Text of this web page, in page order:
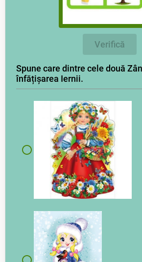
Verifică
Spune care dintre cele două
înfățișarea Iernii.